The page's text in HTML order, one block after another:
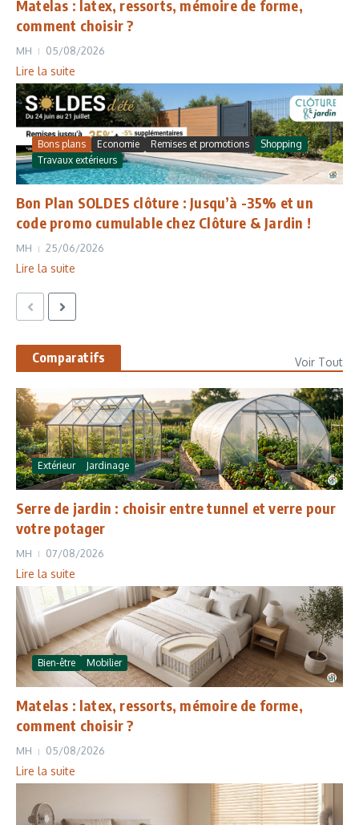
Matelas : latex, ressorts, mémoire de forme,
comment choisir ?
MH 05/08/2026
Lire la suite
Bons plans Economie Remises et promotions
Shopping
Travaux extérieurs
Bon Plan SOLDES clôture : Jusqu’à -35% et un
code promo cumulable chez Clôture & Jardin !
MH 25/06/2026
Lire la suite
Comparatifs Voir Tout
Extérieur Jardinage
Serre de jardin : choisir entre tunnel et verre pour
votre potager
MH 07/08/2026
Lire la suite
Bien-être Mobilier
Matelas : latex, ressorts, mémoire de forme,
comment choisir ?
MH 05/08/2026
Lire la suite